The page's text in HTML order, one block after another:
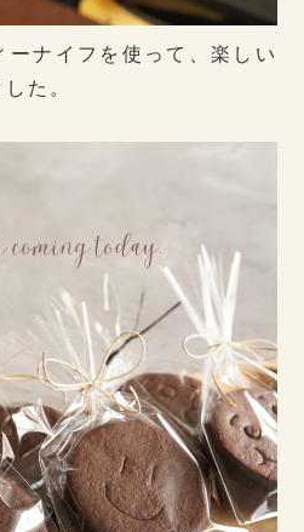
ーナイフを使って、楽しい
た。